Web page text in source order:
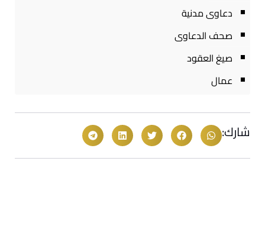
دعاوى مدنية
صحف الدعاوى
صيغ العقود
عمال
شارك: